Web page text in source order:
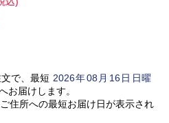
で、最短 2026年08 月 16日日曜
お届けします。
住所への最短お届け日が表示され